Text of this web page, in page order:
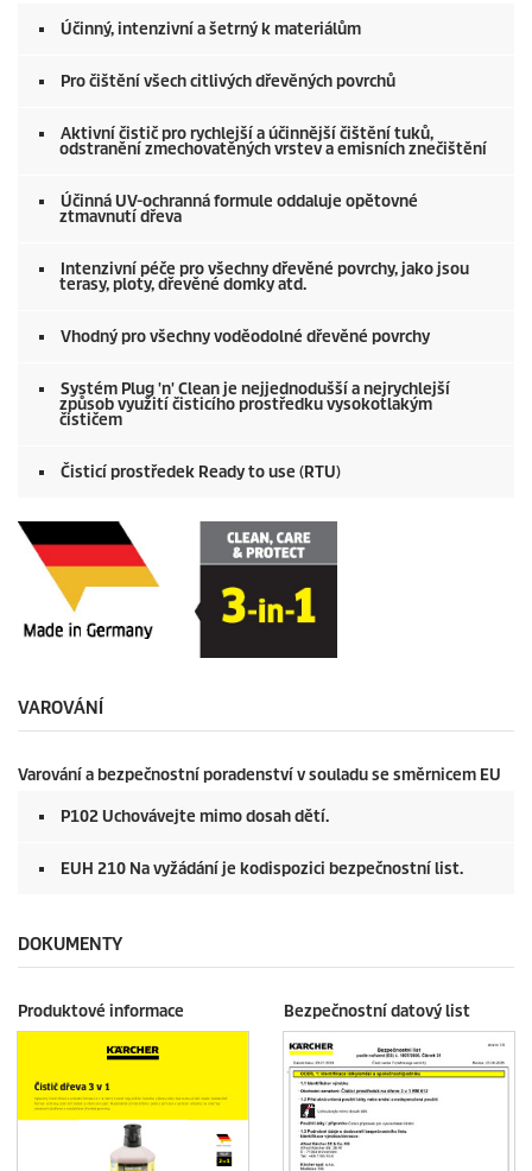
Účinný, intenzivní a šetrný k materiálům
Pro čištění všech citlivých dřevěných povrchů
Aktivní čistič pro rychlejší a účinnější čištění tuků,
odstranění zmechovatěných vrstev a emisních znečištění
Účinná UV-ochranná formule oddaluje opětovné
ztmavnutí dřeva
Intenzivní péče pro všechny dřevěné povrchy, jako jsou
terasy, ploty, dřevěné domky atd.
Vhodný pro všechny voděodolné dřevěné povrchy
Systém Plug 'n' Clean je nejjednodušší a nejrychlejší
způsob využití čisticího prostředku vysokotlakým
čističem
Čisticí prostředek Ready to use (RTU)
VAROVÁNÍ
Varování a bezpečnostní poradenství v souladu se směrnicem EU
P102 Uchovávejte mimo dosah dětí.
EUH 210 Na vyžádání je kodispozici bezpečnostní list.
DOKUMENTY
Produktové informace Bezpečnostní datový list